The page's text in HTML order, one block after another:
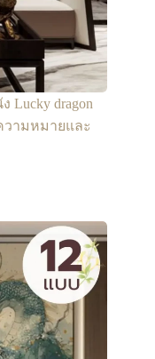
Lucky dragon
วามหมายและ